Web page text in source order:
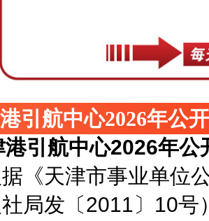
引航中心2026年公
港引航中心2026年
天津市事业单位公
社局发〔2011〕10